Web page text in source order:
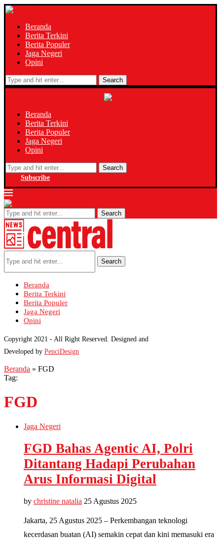
Beranda
Berita Terkini
Berita Populer
Jaga Negeri
Opini
Search
Beranda
Berita Terkini
Berita Populer
Jaga Negeri
Opini
Search
Subscribe
Search
Search
Beranda
Berita Terkini
Berita Populer
Jaga Negeri
Opini
Copyright 2021 - All Right Reserved. Designed and
Developed by PenciDesign
Beranda » FGD
Tag:
FGD
Jaga Negeri
FGD Bahas Agentic AI, Polri
Ditantang Hadapi Perubahan
Arus Informasi Digital
by christine natalia 25 Agustus 2025
Jakarta, 25 Agustus 2025 – Perkembangan teknologi
kecerdasan buatan (AI) semakin cepat dan kini memasuki era